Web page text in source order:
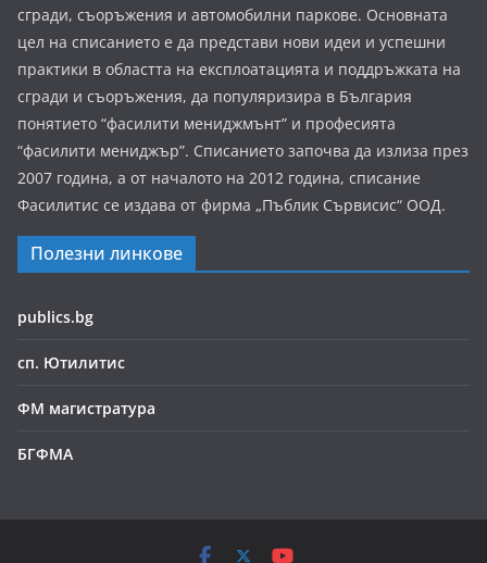
сгради, съоръжения и автомобилни паркове. Основната
цел на списанието е да представи нови идеи и успешни
практики в областта на експлоатацията и поддръжката на
сгради и съоръжения, да популяризира в България
понятието “фасилити мениджмънт” и професията
“фасилити мениджър”. Списанието започва да излиза през
2007 година, а от началото на 2012 година, списание
Фасилитис се издава от фирма „Пъблик Сървисис“ ООД.
Полезни линкове
publics.bg
сп. Ютилитис
ФМ магистратура
БГФМА